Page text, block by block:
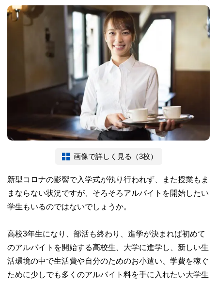
画像で詳しく見る（3枚）
新型コロナの影響で入学式が執り行われず、また授業もま
まならない状況ですが、そろそろアルバイトを開始したい
学生もいるのではないでしょうか。
高校3年生になり、部活も終わり、進学が決まれば初めて
のアルバイトを開始する高校生、大学に進学し、新しい生
活環境の中で生活費や自分のためのお小遣い、学費を稼ぐ
ために少しでも多くのアルバイト料を手に入れたい大学生